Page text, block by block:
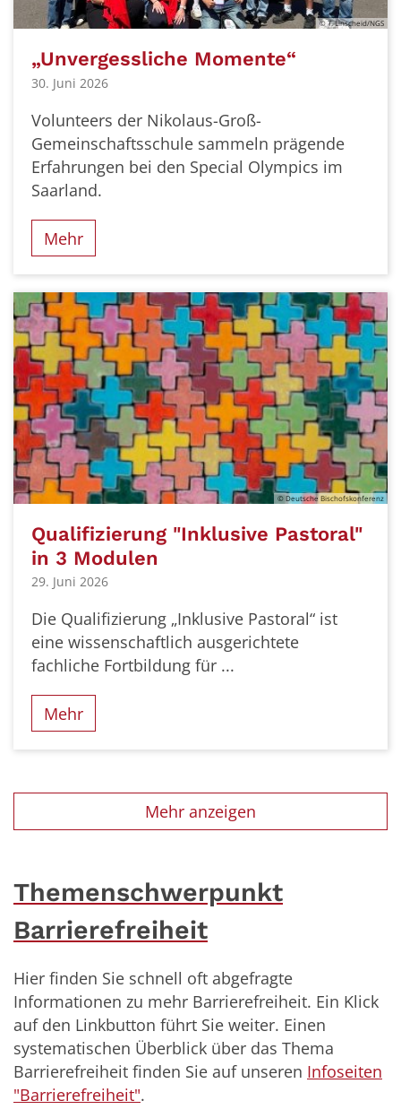
© T. Linscheid/NGS
„Unvergessliche Momente“
30. Juni 2026
Volunteers der Nikolaus-Groß-
Gemeinschaftsschule sammeln prägende
Erfahrungen bei den Special Olympics im
Saarland.
Mehr
© Deutsche Bischofskonferenz
Qualifizierung "Inklusive Pastoral"
in 3 Modulen
29. Juni 2026
Die Qualifizierung „Inklusive Pastoral“ ist
eine wissenschaftlich ausgerichtete
fachliche Fortbildung für ...
Mehr
Mehr anzeigen
Themenschwerpunkt
Barrierefreiheit
Hier finden Sie schnell oft abgefragte
Informationen zu mehr Barrierefreiheit. Ein Klick
auf den Linkbutton führt Sie weiter. Einen
systematischen Überblick über das Thema
Barrierefreiheit finden Sie auf unseren Infoseiten
"Barrierefreiheit".